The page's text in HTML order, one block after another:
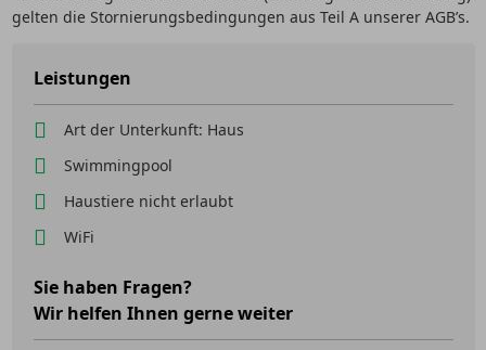
gelten die Stornierungsbedingungen aus Teil A unserer AGB’s.
Leistungen
Art der Unterkunft: Haus
Swimmingpool
Haustiere nicht erlaubt
WiFi
Sie haben Fragen?
Wir helfen Ihnen gerne weiter